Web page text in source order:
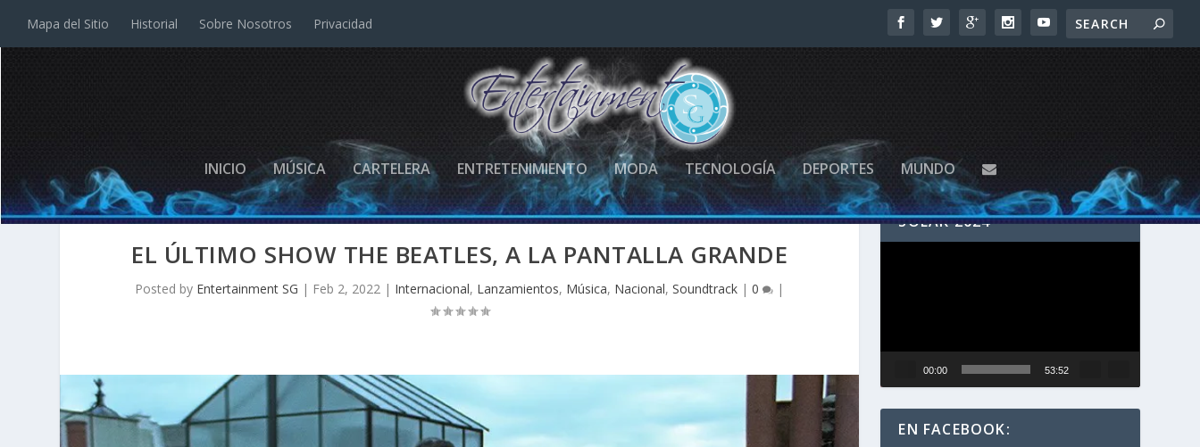
Mapa del Sitio Historial Sobre Nosotros Privacidad
INICIO MÚSICA CARTELERA ENTRETENIMIENTO MODA TECNOLOGÍA DEPORTES MUNDO
EL ÚLTIMO SHOW THE BEATLES, A LA PANTALLA GRANDE
Posted by Entertainment SG | Feb 2, 2022 | Internacional, Lanzamientos, Música, Nacional,Soundtrack |0 |
SIGUE EN VIVO EL ECLIPSE
SOLAR 2024
00:00 53:52
EN FACEBOOK: